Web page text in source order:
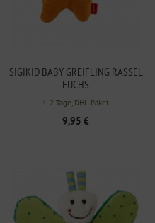
SIGIKID BABY GREIFLING RASSEL
FUCHS
1-2 Tage, DHL Paket
9,95 €